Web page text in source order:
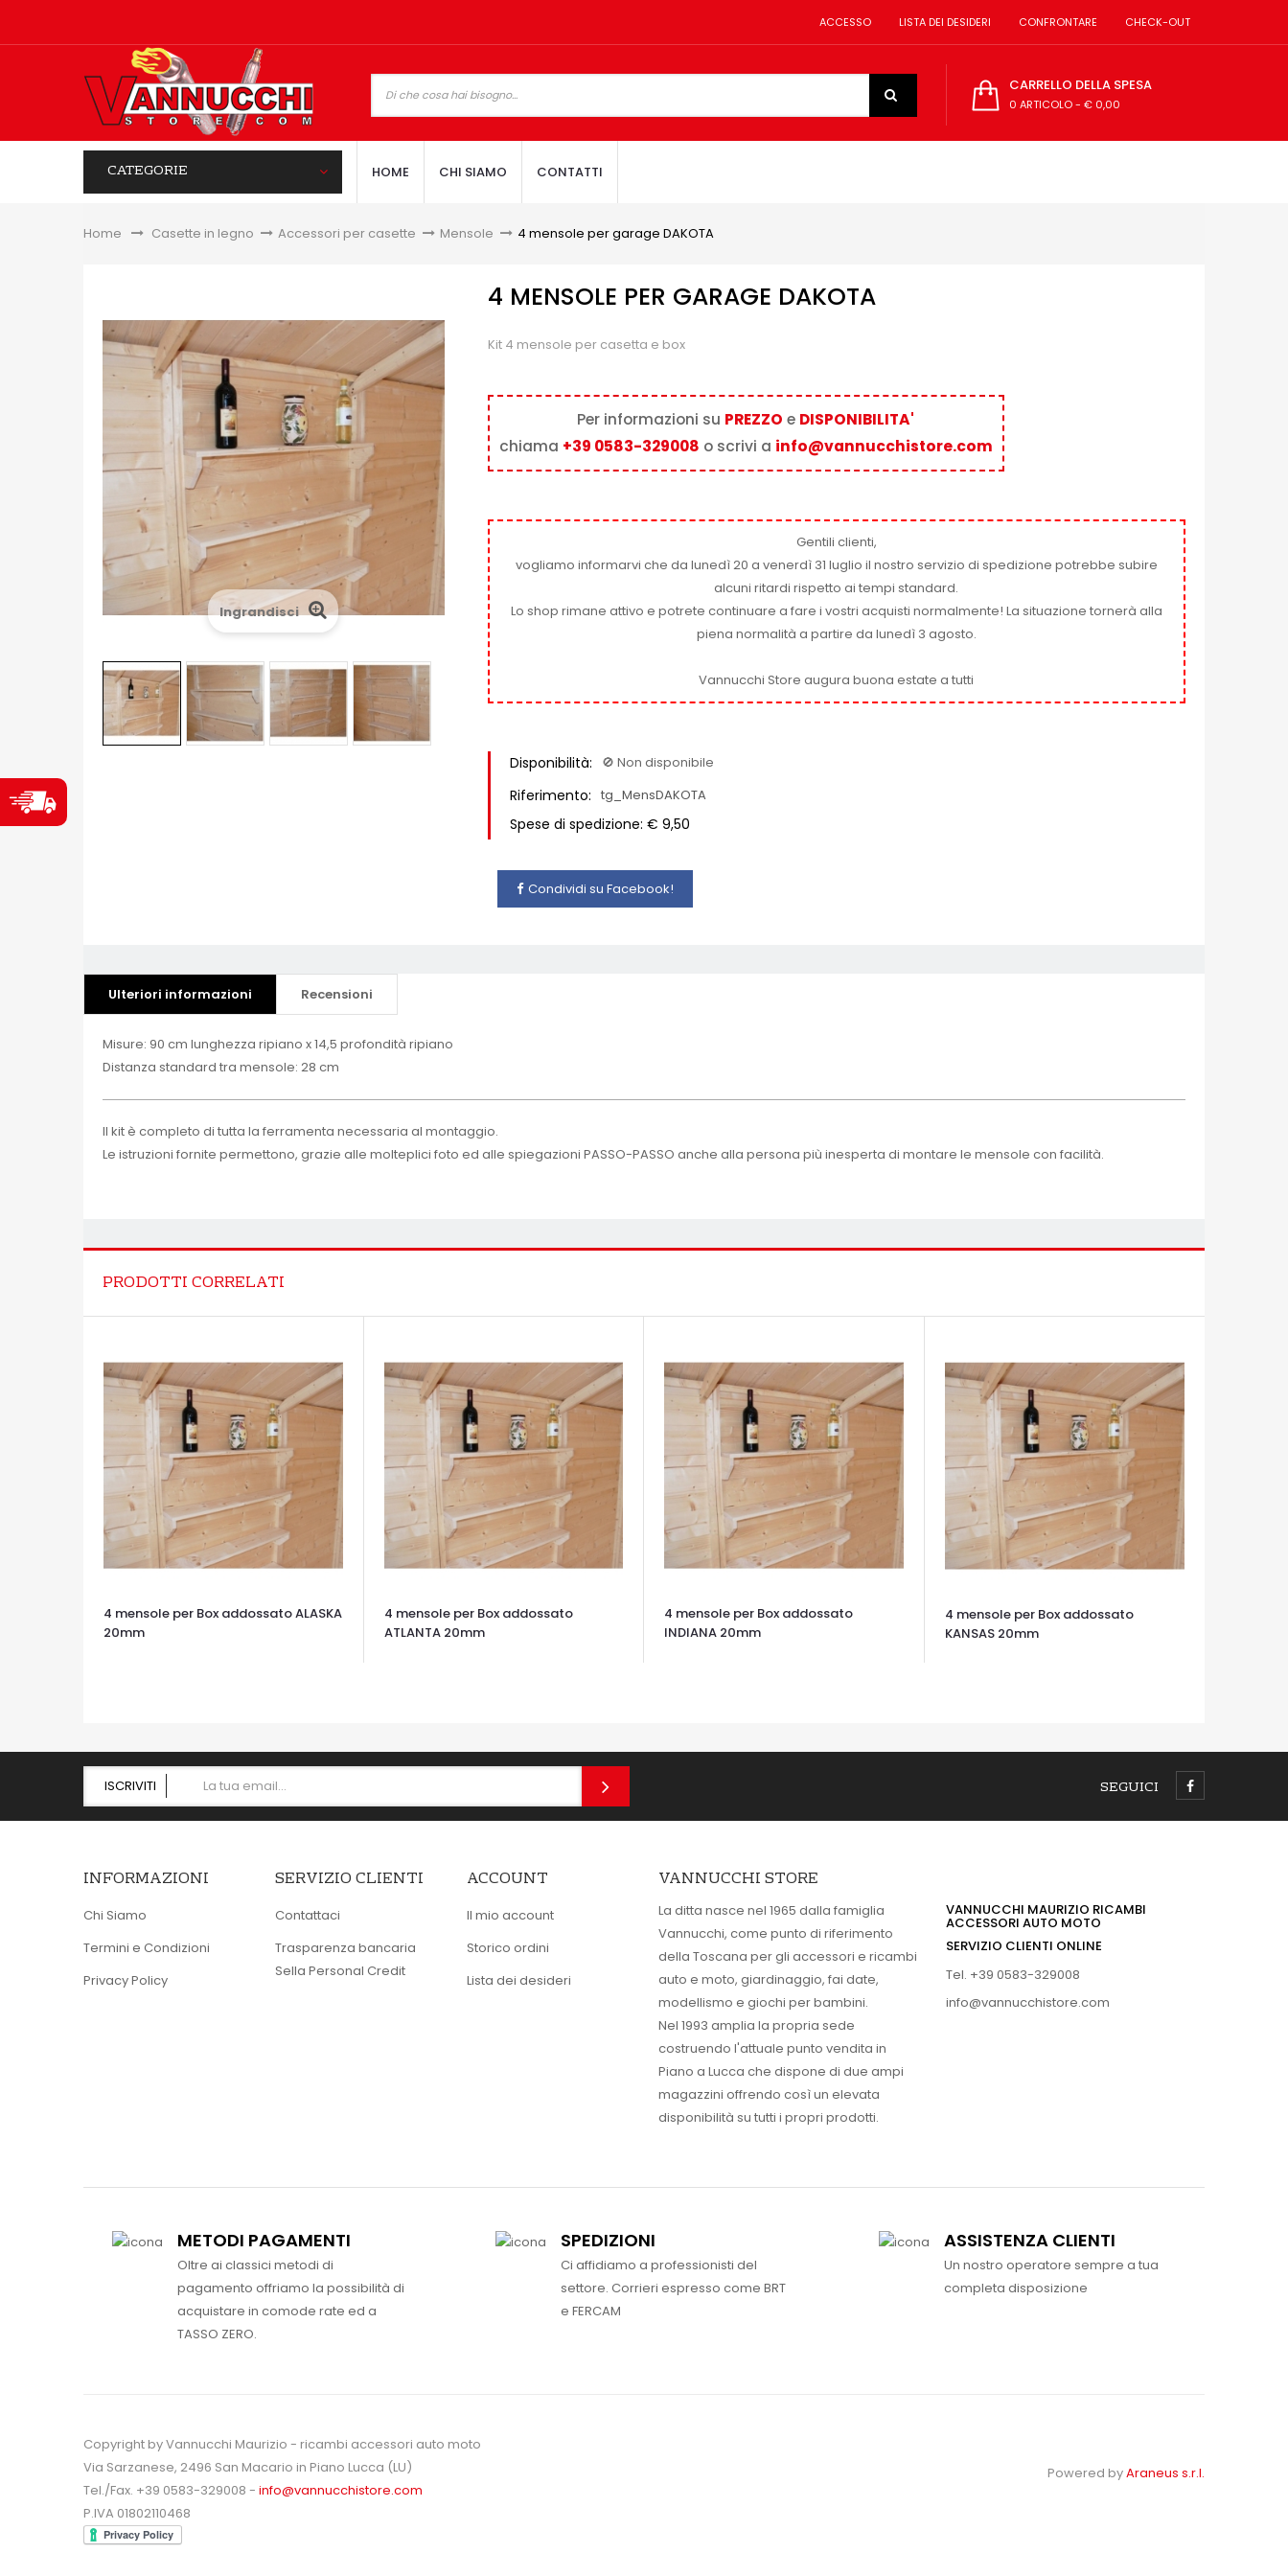
ACCESSO LISTA DEI DESIDERI CONFRONTARE CHECK-OUT
CARRELLO DELLA SPESA
0 ARTICOLO- € 0,00
CATEGORIE HOME CHI SIAMO CONTATTI
Home &gt;Casette in legno > Accessori per casette > Mensole > 4 mensole per garage DAKOTA
Ingrandisci
4 MENSOLE PER GARAGE DAKOTA
Kit 4 mensole per casetta e box
Per informazioni su PREZZO e DISPONIBILITA'
chiama +39 0583-329008 o scrivi a info@vannucchistore.com
Gentili clienti,
vogliamo informarvi che da lunedì 20 a venerdì 31 luglio il nostro servizio di spedizione potrebbe subire
alcuni ritardi rispetto ai tempi standard.
Lo shop rimane attivo e potrete continuare a fare i vostri acquisti normalmente! La situazione tornerà alla
piena normalità a partire da lunedì 3 agosto.
Vannucchi Store augura buona estate a tutti
Disponibilità: 🚫​ Non disponibile
Riferimento: tg_MensDAKOTA
Spese di spedizione: € 9,50
Condividi su Facebook!
Ulteriori informazioni Recensioni
Misure: 90 cm lunghezza ripiano x 14,5 profondità ripiano
Distanza standard tra mensole: 28 cm
Il kit è completo di tutta la ferramenta necessaria al montaggio.
Le istruzioni fornite permettono, grazie alle molteplici foto ed alle spiegazioni PASSO-PASSO anche alla persona più inesperta di montare le mensole con facilità.
PRODOTTI CORRELATI
4 mensole per Box addossato ALASKA
20mm
4 mensole per Box addossato
ATLANTA 20mm
4 mensole per Box addossato
INDIANA 20mm
4 mensole per Box addossato
KANSAS 20mm
ISCRIVITI SEGUICI
INFORMAZIONI
Chi Siamo
Termini e Condizioni
Privacy Policy
SERVIZIO CLIENTI
Contattaci
Trasparenza bancaria
Sella Personal Credit
ACCOUNT
Il mio account
Storico ordini
Lista dei desideri
VANNUCCHI STORE
La ditta nasce nel 1965 dalla famiglia
Vannucchi, come punto di riferimento
della Toscana per gli accessori e ricambi
auto e moto, giardinaggio, fai date,
modellismo e giochi per bambini.
Nel 1993 amplia la propria sede
costruendo l'attuale punto vendita in
Piano a Lucca che dispone di due ampi
magazzini offrendo così un elevata
disponibilità su tutti i propri prodotti.
VANNUCCHI MAURIZIO RICAMBI
ACCESSORI AUTO MOTO
SERVIZIO CLIENTI ONLINE
Tel. +39 0583-329008
info@vannucchistore.com
METODI PAGAMENTI
Oltre ai classici metodi di
pagamento offriamo la possibilità di
acquistare in comode rate ed a
TASSO ZERO.
SPEDIZIONI
Ci affidiamo a professionisti del
settore. Corrieri espresso come BRT
e FERCAM
ASSISTENZA CLIENTI
Un nostro operatore sempre a tua
completa disposizione
Copyright by Vannucchi Maurizio - ricambi accessori auto moto
Via Sarzanese, 2496 San Macario in Piano Lucca (LU)
Tel./Fax. +39 0583-329008 - info@vannucchistore.com
P.IVA 01802110468
Powered byAraneus s.r.l.